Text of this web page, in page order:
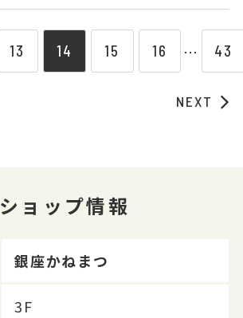
13 14 15 16 ⋯ 43
NEXT
ショップ情報
銀座かねまつ
3F